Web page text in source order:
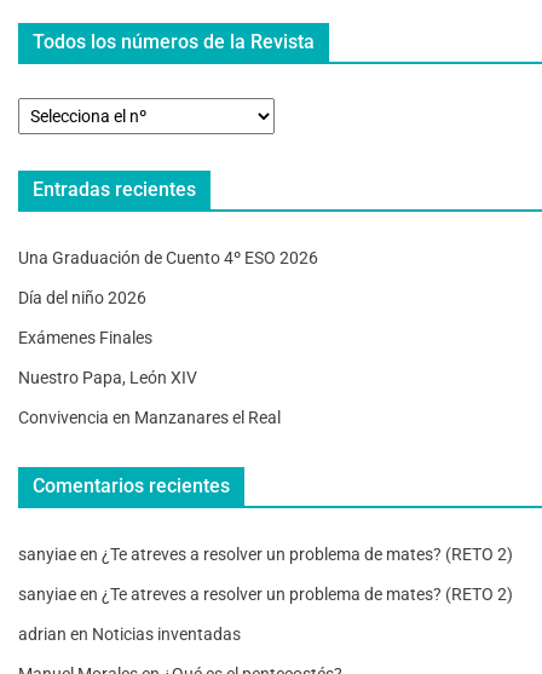
Todos los números de la Revista
Entradas recientes
Una Graduación de Cuento 4º ESO 2026
Día del niño 2026
Exámenes Finales
Nuestro Papa, León XIV
Convivencia en Manzanares el Real
Comentarios recientes
sanyiaeen ¿Te atreves a resolver un problema de mates? (RETO 2)
sanyiaeen ¿Te atreves a resolver un problema de mates? (RETO 2)
adrian en Noticias inventadas